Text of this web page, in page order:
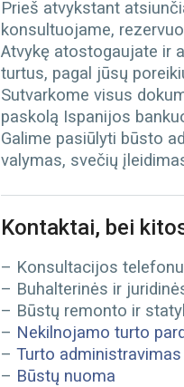
Prieš atvykstant
konsultuojame,
Atvykę atostogaujate ir
turtus, pagal jūsų
Sutvarkome visus
paskolą Ispanijos
Galime pasiūlyti būsto
valymas, svečių
Kontaktai, bei
– Konsultacijos
– Buhalterinės ir
– Būstų remonto ir
– Nekilnojamo turto
– Turto administravimas
– Būstų nuoma